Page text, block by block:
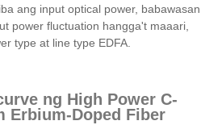
ang input optical power, babawasan
power fluctuation hangga't maaari,
type at line type EDFA.
ng High Power C-
Erbium-Doped Fiber